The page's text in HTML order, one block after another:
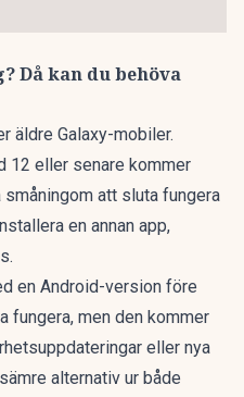
Då kan du behöva
äldre Galaxy-mobiler.
12 eller senare kommer
att sluta fungera
en annan app,
en Android-version före
fungera, men den kommer
eller nya
alternativ ur både